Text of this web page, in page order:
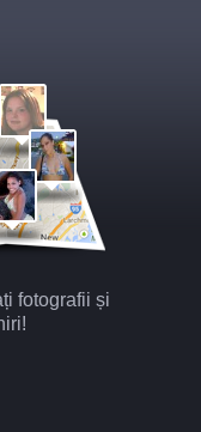
fotografii și